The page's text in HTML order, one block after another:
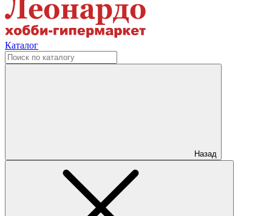
Каталог
Назад